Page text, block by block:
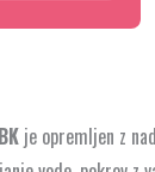
je opremljen z